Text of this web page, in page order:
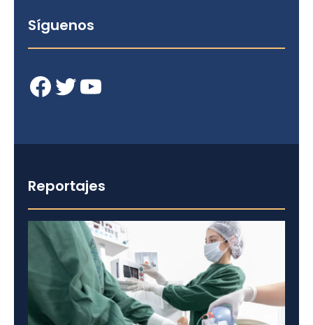
Síguenos
Facebook Twitter YouTube
Reportajes